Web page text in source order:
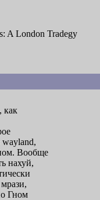
A London Tradegy
как
wayland,
Вообще
нахуй,
Гном